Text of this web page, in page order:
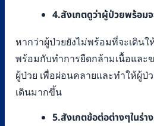
4.สังเกตดูว่าผู้ป่วยพร้อมจ
หากว่าผู้ป่วยยังไม่พร้อมที่จะเดิน
พร้อมกับทำการยืดกล้ามเนื้อและ
ผู้ป่วย เพื่อผ่อนคลายและทำให้ผู้ป่
เดินมากขึ้น
5.สังเกตข้อต่อต่างๆในร่า